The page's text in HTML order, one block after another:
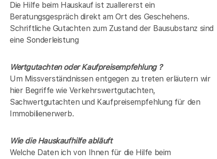
Die Hilfe beim Hauskauf ist zuallererst ein
Beratungsgespräch direkt am Ort des Geschehens.
Schriftliche Gutachten zum Zustand der Bausubstanz sind
eine Sonderleistung
Wertgutachten oder Kaufpreisempfehlung ?
Um Missverständnissen entgegen zu treten erläutern wir
hier Begriffe wie Verkehrswertgutachten,
Sachwertgutachten und Kaufpreisempfehlung für den
Immobilienerwerb.
Wie die Hauskaufhilfe abläuft
Welche Daten ich von Ihnen für die Hilfe beim